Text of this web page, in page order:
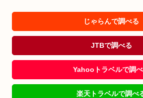
じゃらんで調べる
JTBで調べる
Yahooトラベルで調
楽天トラベルで調べ